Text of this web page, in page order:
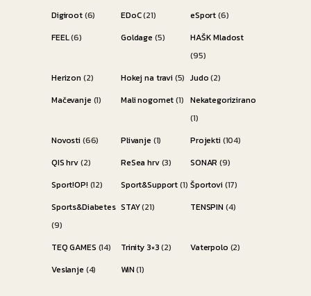
Digiroot(6) EDoC(21) eSport(6)
FEEL(6) Goldage (5)
HAŠK Mladost
(95)
Herizon (2) Hokej na travi (5) Judo(2)
Mačevanje (1) Mali nogomet(1) Nekategorizirano
(1)
Novosti (66) Plivanje (1) Projekti (104)
QIS hrv(2) ReSea hrv(3) SONAR (9)
Sport!OP! (12) Sport&Support(1) Športovi (17)
Sports&Diabetes
(9)
STAY(21) TENSPIN (4)
TEQ GAMES (14) Trinity 3×3(2) Vaterpolo (2)
Veslanje (4) WiN(1)